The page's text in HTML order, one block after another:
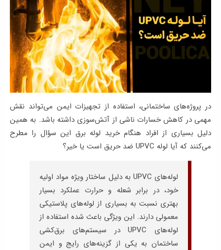
در پروژه‌های ساختمانی، استفاده از تجهیزات ایمن می‌تواند نقش
مهمی در کاهش خسارات ناشی از آتش‌سوزی داشته باشد. به همین
دلیل بسیاری از افراد هنگام خرید لوله برق این سؤال را مطرح
می‌کنند که آیا لوله UPVC ضد حریق است یا خیر؟
لوله‌های UPVC به دلیل ساختار ویژه مواد اولیه
خود، در برابر شعله و حرارت عملکرد بسیار
بهتری نسبت به بسیاری از لوله‌های پلاستیکی
معمولی دارند. این ویژگی باعث شده استفاده از
لوله‌های UPVC در سیستم‌های برق‌کشی
ساختمان به یکی از گزینه‌های رایج و ایمن